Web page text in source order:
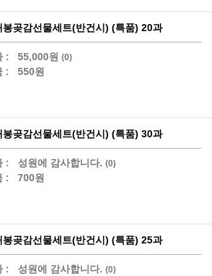
봉곶감선물세트(반건시) (특품) 20과
: 55,000원 (0)
: 550원
봉곶감선물세트(반건시) (특품) 30과
: 성원에 감사합니다. (0)
: 700원
봉곶감선물세트(반건시) (특품) 25과
: 성원에 감사합니다. (0)